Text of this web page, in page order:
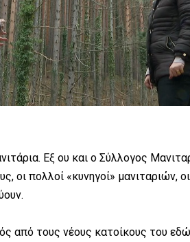
Εξ ου και ο Σύλλογος
οι πολλοί «κυνηγοί» μανιταριών,
από τους νέους κατοίκους του εδώ